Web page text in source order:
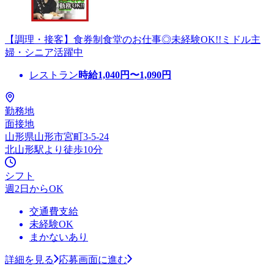
【調理・接客】食券制食堂のお仕事◎未経験OK!!ミドル主
婦・シニア活躍中
レストラン時給1,040円〜1,090円
勤務地
面接地
山形県山形市宮町3-5-24
北山形駅より徒歩10分
シフト
週2日からOK
交通費支給
未経験OK
まかないあり
詳細を見る
応募画面に進む